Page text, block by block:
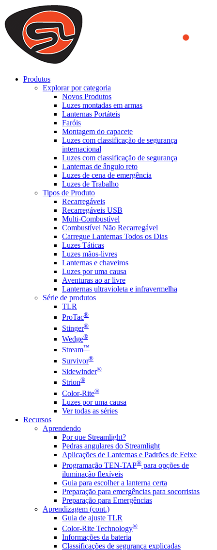
We use cookies to ensure that we provide you the best experience
on our website. By continuing to browse this website, you accept
that cookies are used to help us analyze how the website is used and
to offer you a better experience. To learn more or to find out how
you can disable cookies, you can access our
Produtos
Explorar por categoria
Novos Produtos
Luzes montadas em armas
Lanternas Portáteis
Faróis
Montagem do capacete
Luzes com classificação de segurança
internacional
Luzes com classificação de segurança
Lanternas de ângulo reto
Luzes de cena de emergência
Luzes de Trabalho
Tipos de Produto
Recarregáveis
Recarregáveis USB
Multi-Combustível
Combustível Não Recarregável
Carregue Lanternas Todos os Dias
Luzes Táticas
Luzes mãos-livres
Lanternas e chaveiros
Luzes por uma causa
Aventuras ao ar livre
Lanternas ultravioleta e infravermelha
Série de produtos
TLR
ProTac®
Stinger®
Wedge®
Stream™
Survivor®
Sidewinder®
Strion®
Color-Rite®
Luzes por uma causa
Ver todas as séries
Recursos
Aprendendo
Por que Streamlight?
Pedras angulares do Streamlight
Aplicações de Lanternas e Padrões de Feixe
Programação TEN-TAP® para opções de
iluminação flexíveis
Guia para escolher a lanterna certa
Preparação para emergências para socorristas
Preparação para Emergências
Aprendizagem (cont.)
Guia de ajuste TLR
Color-Rite Technology®
Informações da bateria
Classificações de segurança explicadas